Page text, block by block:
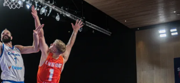
Moderní pětiboj
Motorsport
Olympijské hry
Parasport
Veslování
Volejbal